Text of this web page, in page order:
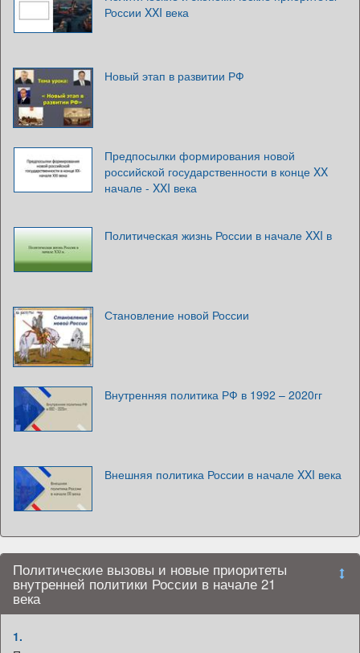
России XXI века
Новый этап в развитии РФ
Предпосылки формирования новой
российской государственности в конце XX
начале - XXI века
Политическая жизнь России в начале XXI в
Становление новой России
Внутренняя политика РФ в 1992 – 2020гг
Внешняя политика России в начале XXI века
Политические вызовы и новые приоритеты
внутренней политики России в начале 21
века
1.